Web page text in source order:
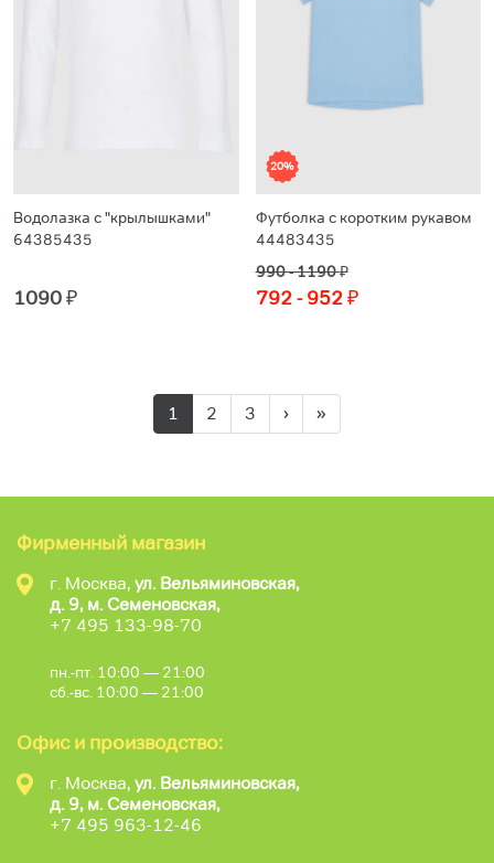
Водолазка с "крылышками"
64385435
1090₽
20%
Футболка с коротким рукавом
44483435
990 - 1190₽
792 - 952₽
1 2 3 › »
Фирменный магазин
г. Москва, ул. Вельяминовская,
д. 9, м. Семеновская,
+7 495 133-98-70
пн.-пт. 10:00 — 21:00
сб.-вс. 10:00 — 21:00
Офис и производство:
г. Москва, ул. Вельяминовская,
д. 9, м. Семеновская,
+7 495 963-12-46